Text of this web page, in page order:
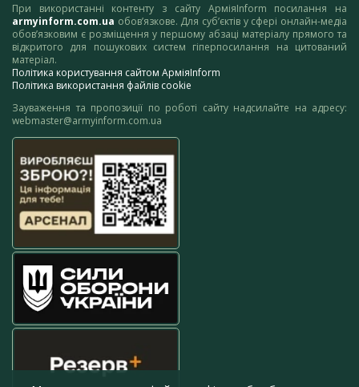
При використанні контенту з сайту АрміяInform посилання на
armyinform.com.ua обов’язкове. Для суб’єктів у сфері онлайн-медіа
обов’язковим є розміщення у першому абзаці матеріалу прямого та
відкритого для пошукових систем гіперпосилання на цитований
матеріал.
Політика користування сайтом АрміяInform
Політика використання файлів cookie
Зауваження та пропозиції по роботі сайту надсилайте на адресу:
webmaster@armyinform.com.ua